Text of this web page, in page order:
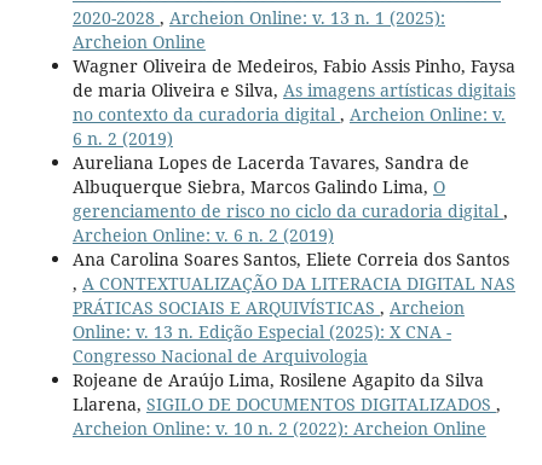
2020-2028 , Archeion Online: v. 13 n. 1 (2025):
Archeion Online
Wagner Oliveira de Medeiros, Fabio Assis Pinho, Faysa
de maria Oliveira e Silva, As imagens artísticas digitais
no contexto da curadoria digital , Archeion Online: v.
6 n. 2 (2019)
Aureliana Lopes de Lacerda Tavares, Sandra de
Albuquerque Siebra, Marcos Galindo Lima, O
gerenciamento de risco no ciclo da curadoria digital ,
Archeion Online: v. 6 n. 2 (2019)
Ana Carolina Soares Santos, Eliete Correia dos Santos
, A CONTEXTUALIZAÇÃO DA LITERACIA DIGITAL NAS
PRÁTICAS SOCIAIS E ARQUIVÍSTICAS , Archeion
Online: v. 13 n. Edição Especial (2025): X CNA -
Congresso Nacional de Arquivologia
Rojeane de Araújo Lima, Rosilene Agapito da Silva
Llarena, SIGILO DE DOCUMENTOS DIGITALIZADOS ,
Archeion Online: v. 10 n. 2 (2022): Archeion Online